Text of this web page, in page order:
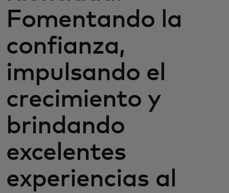
Fomentando la
confianza,
impulsando el
crecimiento y
brindando
excelentes
experiencias al